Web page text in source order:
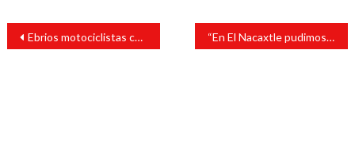
Navegación
entradas
Ebrios motociclistas chocan sobre el boulevard “En El Nacaxtle pudimos hacer el cambio en cuatro años”: Tavo Pérez